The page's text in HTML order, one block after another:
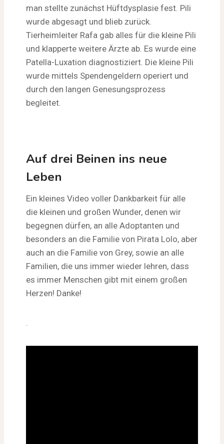
man stellte zunächst Hüftdysplasie fest. Pili
wurde abgesagt und blieb zurück.
Tierheimleiter Rafa gab alles für die kleine Pili
und klapperte weitere Ärzte ab. Es wurde eine
Patella-Luxation diagnostiziert. Die kleine Pili
wurde mittels Spendengeldern operiert und
durch den langen Genesungsprozess
begleitet.
Auf drei Beinen ins neue
Leben
Ein kleines Video voller Dankbarkeit für alle
die kleinen und großen Wunder, denen wir
begegnen dürfen, an alle Adoptanten und
besonders an die Familie von Pirata Lolo, aber
auch an die Familie von Grey, sowie an alle
Familien, die uns immer wieder lehren, dass
es immer Menschen gibt mit einem großen
Herzen! Danke!